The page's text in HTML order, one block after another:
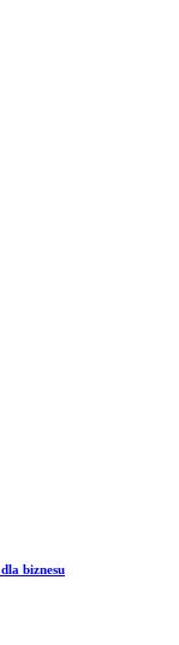
biznesu